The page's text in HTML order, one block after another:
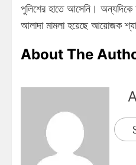
পুলিশের হাতে আসেনি। অন্যদিকে
আলাদা মামলা হয়েছে আয়োজক
About The